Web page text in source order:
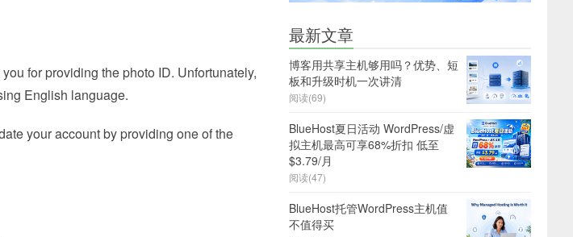
for providing the photo ID. Unfortunately,
English language.
your account by providing one of the
最新文章
博客用共享主机够用吗？优势、短
板和升级时机一次讲清
阅读(69)
BlueHost夏日活动 WordPress/虚
拟主机最高可享68%折扣 低至
$3.79/月
阅读(47)
BlueHost托管WordPress主机值
不值得买